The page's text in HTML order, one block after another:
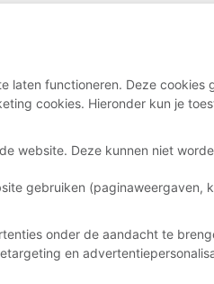
laten functioneren. Deze cookies
cookies. Hieronder kun je
website. Deze kunnen niet
gebruiken (paginaweergaven,
onder de aandacht te
en